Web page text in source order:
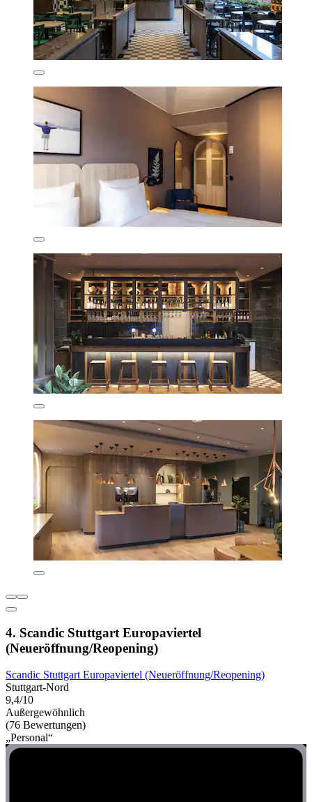
4. Scandic Stuttgart Europaviertel
(Neueröffnung/Reopening)
Scandic Stuttgart Europaviertel (Neueröffnung/Reopening)
Stuttgart-Nord
9,4/10
Außergewöhnlich
(76 Bewertungen)
„Personal“